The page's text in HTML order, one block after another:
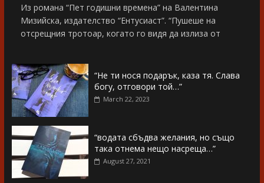
Из романа “Пет годишни времена” на Валентина
Мизийска, издателство “Ентусиаст”. “Пушеше на
отсрещния тротоар, когато го видя да излиза от
“Не ти нося подарък, каза тя. Слава
богу, отговори той…”
March 22, 2023
“водата сбъдва желания, но също
така отнема нещо насреща…”
August 27, 2021